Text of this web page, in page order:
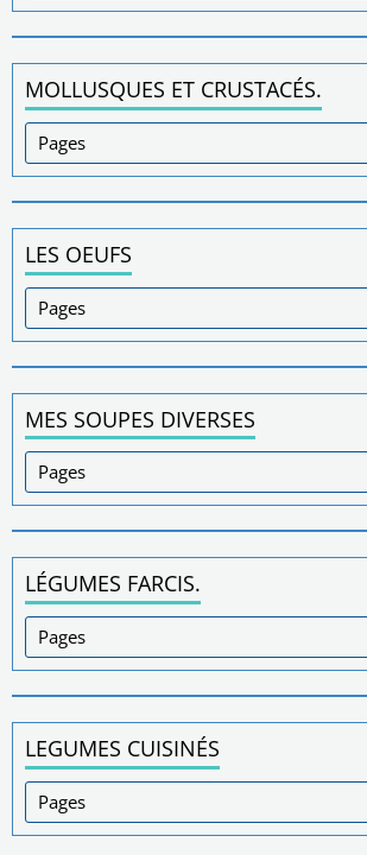
MOLLUSQUES ET CRUSTACÉS.
LES OEUFS
MES SOUPES DIVERSES
LÉGUMES FARCIS.
LEGUMES CUISINÉS